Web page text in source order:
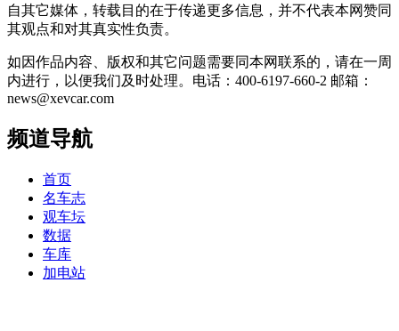
自其它媒体，转载目的在于传递更多信息，并不代表本网赞同
其观点和对其真实性负责。
如因作品内容、版权和其它问题需要同本网联系的，请在一周
内进行，以便我们及时处理。电话：400-6197-660-2 邮箱：
news@xevcar.com
频道导航
首页
名车志
观车坛
数据
车库
加电站